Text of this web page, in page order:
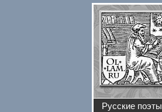
Перейти к основному содержанию
Русские поэты